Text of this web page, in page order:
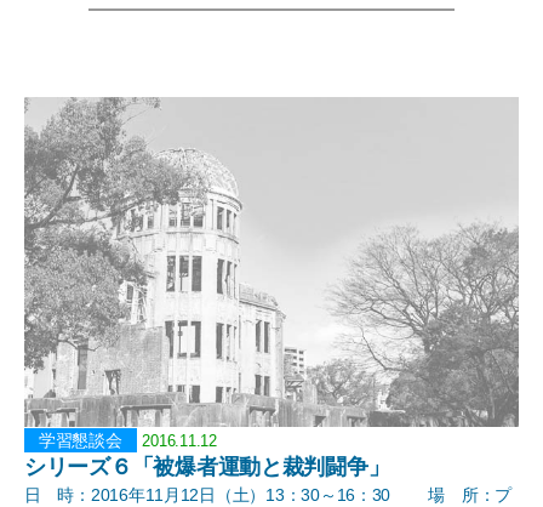
学習懇談会 2016.11.12
シリーズ６「被爆者運動と裁判闘争」
日 時：2016年11月12日（土）13：30～16：30 場 所：プ